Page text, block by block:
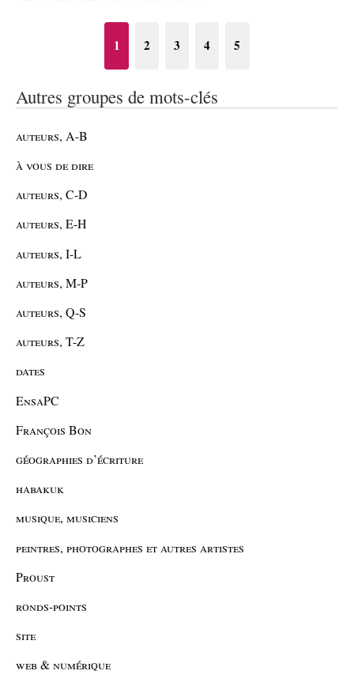
1 2 3 4 5
Autres groupes de mots-clés
auteurs, A-B
à vous de dire
auteurs, C-D
auteurs, E-H
auteurs, I-L
auteurs, M-P
auteurs, Q-S
auteurs, T-Z
dates
EnsaPC
François Bon
géographies d’écriture
habakuk
musique, musiciens
peintres, photographes et autres artistes
Proust
ronds-points
site
web & numérique